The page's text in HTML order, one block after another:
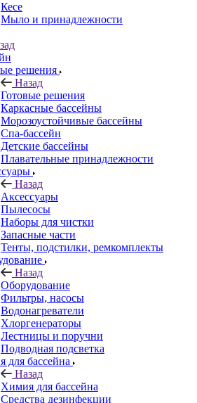
Кесе
Мыло и принадлежности
решения
Назад
Готовые решения
Каркасные бассейны
Морозоустойчивые бассейны
Спа-бассейн
Детские бассейны
Плавательные принадлежности
Назад
Аксессуары
Пылесосы
Наборы для чистки
Запасные части
Тенты, подстилки, ремкомплекты
Назад
Оборудование
Фильтры, насосы
Водонагреватели
Хлоргенераторы
Лестницы и поручни
Подводная подсветка
для бассейна
Назад
Химия для бассейна
Средства дезинфекции